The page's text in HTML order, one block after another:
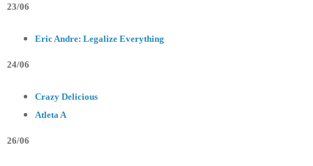
23/06
Eric Andre: Legalize Everything
24/06
Crazy Delicious
Atleta A
26/06